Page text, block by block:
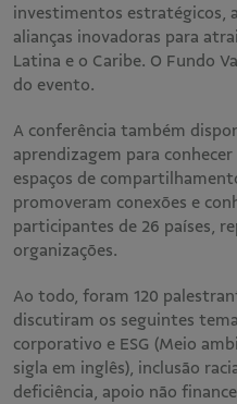
investimentos estratégicos,
alianças inovadoras para
Latina e o Caribe. O Fundo
do evento.
A conferência também
aprendizagem para
espaços de
promoveram conexões e
participantes de 26 países,
organizações.
Ao todo, foram 120
discutiram os seguintes
corporativo e ESG (Meio
sigla em inglês), inclusão
deficiência, apoio não